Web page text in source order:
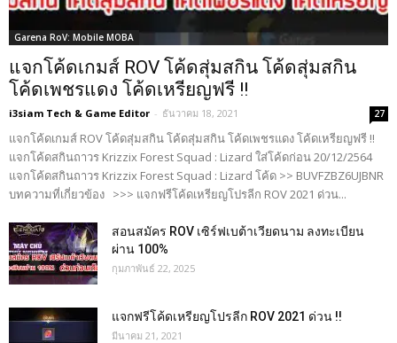
Garena RoV: Mobile MOBA
แจกโค้ดเกมส์ ROV โค้ดสุ่มสกิน โค้ดสุ่มสกิน
โค้ดเพชรแดง โค้ดเหรียญฟรี !!
i3siam Tech & Game Editor - ธันวาคม 18, 2021 27
แจกโค้ดเกมส์ ROV โค้ดสุ่มสกิน โค้ดสุ่มสกิน โค้ดเพชรแดง โค้ดเหรียญฟรี !!
แจกโค้ดสกินถาวร Krizzix Forest Squad : Lizard ใส่โค้ดก่อน 20/12/2564
แจกโค้ดสกินถาวร Krizzix Forest Squad : Lizard โค้ด >> BUVFZBZ6UJBNR
บทความที่เกี่ยวข้อง >>> แจกฟรีโค้ดเหรียญโปรลีก ROV 2021 ด่วน...
สอนสมัคร ROV เซิร์ฟเบต้าเวียดนาม ลงทะเบียน
ผ่าน 100%
กุมภาพันธ์ 22, 2025
แจกฟรีโค้ดเหรียญโปรลีก ROV 2021 ด่วน !!
มีนาคม 21, 2021